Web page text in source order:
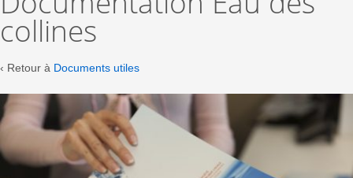
collines
‹ Retour à Documents utiles